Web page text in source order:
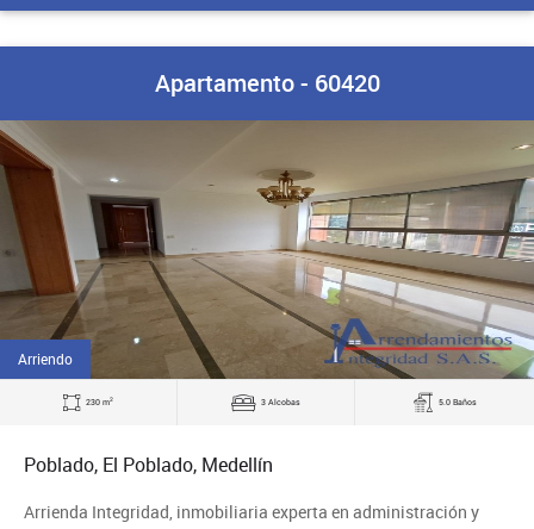
Apartamento - 60420
Arriendo
230 m2 3 Alcobas 5.0 Baños
Poblado, El Poblado, Medellín
Arrienda Integridad, inmobiliaria experta en administración y